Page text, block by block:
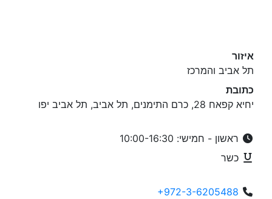
איזור
תל אביב והמרכז
כתובת
יחיא קפאח 28, כרם התימנים, תל אביב, תל אביב יפו
ראשון - חמישי: 10:00-16:30
כשר
+972-3-6205488